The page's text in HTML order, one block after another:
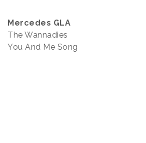
Mercedes GLA
The Wannadies
You And Me Song